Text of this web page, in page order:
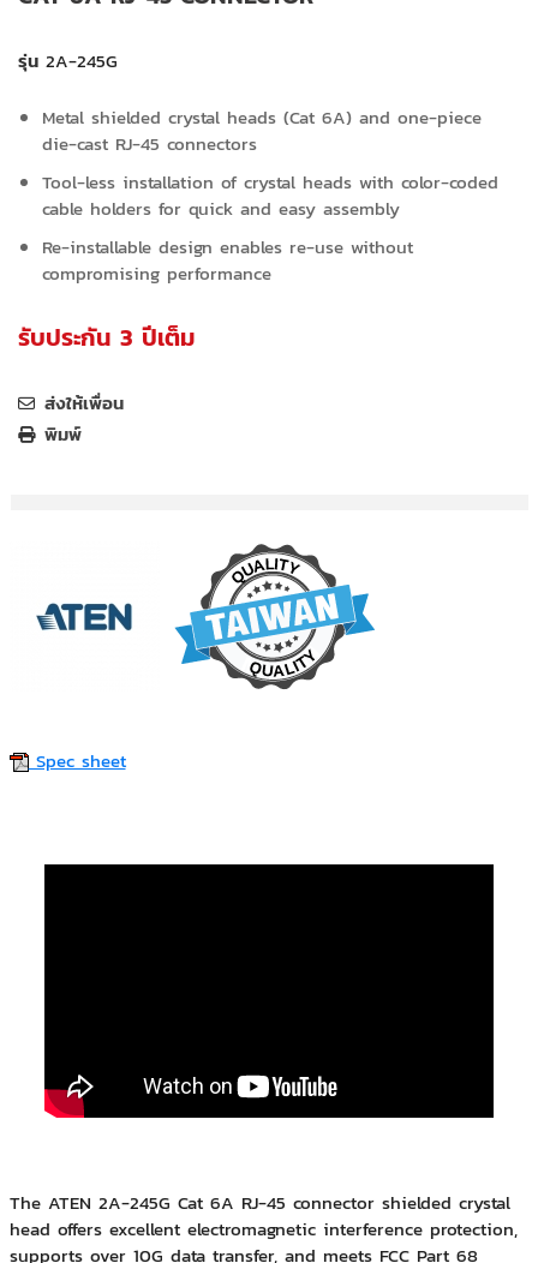
รุ่น 2A-245G
Metal shielded crystal heads (Cat 6A) and one-piece
die-cast RJ-45 connectors
Tool-less installation of crystal heads with color-coded
cable holders for quick and easy assembly
Re-installable design enables re-use without
compromising performance
รับประกัน 3 ปีเต็ม
ส่งให้เพื่อน
พิมพ์
Spec sheet
The ATEN 2A-245G Cat 6A RJ-45 connector shielded crystal
head offers excellent electromagnetic interference protection,
supports over 10G data transfer, and meets FCC Part 68